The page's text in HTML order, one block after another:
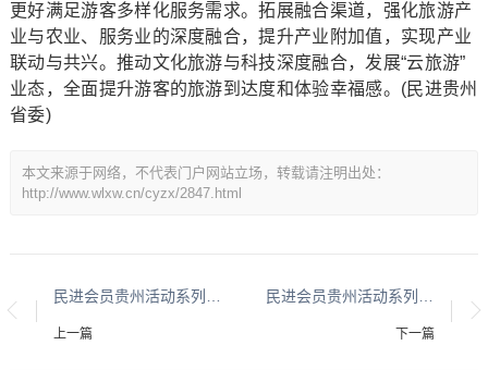
更好满足游客多样化服务需求。拓展融合渠道，强化旅游产
业与农业、服务业的深度融合，提升产业附加值，实现产业
联动与共兴。推动文化旅游与科技深度融合，发展“云旅游”
业态，全面提升游客的旅游到达度和体验幸福感。(民进贵州
省委)
本文来源于网络，不代表门户网站立场，转载请注明出处：
http://www.wlxw.cn/cyzx/2847.html
上一篇 下一篇